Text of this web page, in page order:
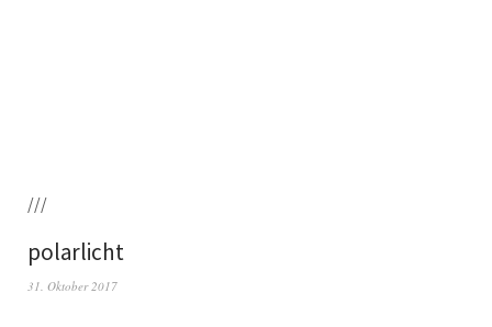
///
polarlicht
31. Oktober 2017